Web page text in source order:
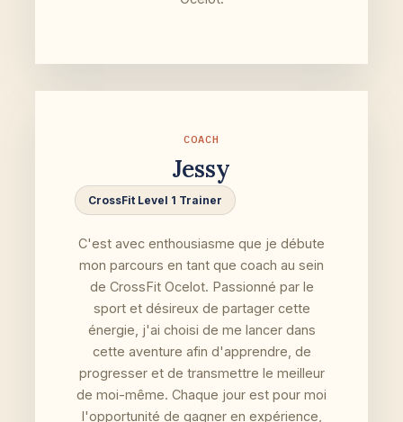
COACH
Jessy
CrossFit Level 1 Trainer
C'est avec enthousiasme que je débute
mon parcours en tant que coach au sein
de CrossFit Ocelot. Passionné par le
sport et désireux de partager cette
énergie, j'ai choisi de me lancer dans
cette aventure afin d'apprendre, de
progresser et de transmettre le meilleur
de moi-même. Chaque jour est pour moi
l'opportunité de gagner en expérience,